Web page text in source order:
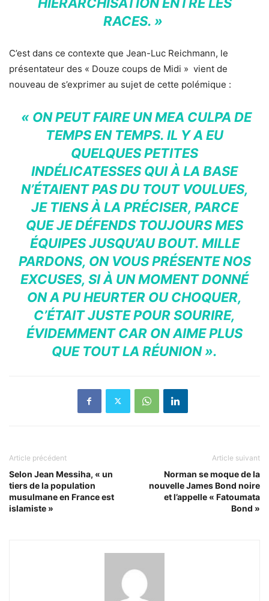
RACES. »
C’est dans ce contexte que Jean-Luc Reichmann, le
présentateur des « Douze coups de Midi » vient de
nouveau de s’exprimer au sujet de cette polémique :
« ON PEUT FAIRE UN MEA CULPA DE
TEMPS EN TEMPS. IL Y A EU
QUELQUES PETITES
INDÉLICATESSES QUI À LA BASE
N’ÉTAIENT PAS DU TOUT VOULUES,
JE TIENS À LA PRÉCISER, PARCE
QUE JE DÉFENDS TOUJOURS MES
ÉQUIPES JUSQU’AU BOUT. MILLE
PARDONS, ON VOUS PRÉSENTE NOS
EXCUSES, SI À UN MOMENT DONNÉ
ON A PU HEURTER OU CHOQUER,
C’ÉTAIT JUSTE POUR SOURIRE,
ÉVIDEMMENT CAR ON AIME PLUS
QUE TOUT LA RÉUNION ».
Article précédent
Selon Jean Messiha, « un
tiers de la population
musulmane en France est
islamiste »
Article suivant
Norman se moque de la
nouvelle James Bond noire
et l’appelle « Fatoumata
Bond »